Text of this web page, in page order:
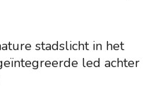
stadslicht in het
led achter